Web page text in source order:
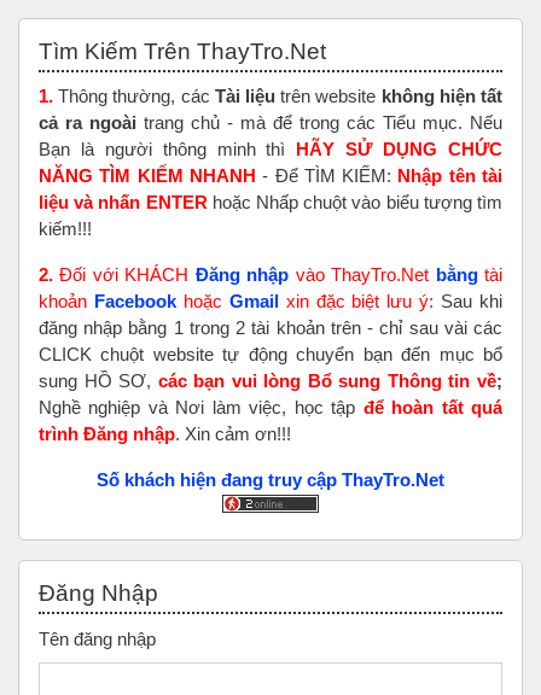
Tìm Kiếm Trên ThayTro.Net
1. Thông thường, các Tài liệu trên website không hiện tất
cả ra ngoài trang chủ - mà để trong các Tiểu mục. Nếu
Bạn là người thông minh thì HÃY SỬ DỤNG CHỨC
NĂNG TÌM KIẾM NHANH - Để TÌM KIẾM: Nhập tên tài
liệu và nhấn ENTER hoặc Nhấp chuột vào biểu tượng tìm
kiếm!!!
2. Đối với KHÁCH Đăng nhập vào ThayTro.Net bằngtài
khoản Facebook hoặc Gmailxin đặc biệt lưu ý: Sau khi
đăng nhập bằng 1 trong 2 tài khoản trên - chỉ sau vài các
CLICK chuột website tự động chuyển bạn đến mục bổ
sung HỒ SƠ, các bạn vui lòng Bổ sung Thông tin về;
Nghề nghiệp và Nơi làm việc, học tập để hoàn tấtquá
trình Đăng nhập. Xin cảm ơn!!!
Số khách hiện đang truy cập ThayTro.Net
Đăng Nhập
Tên đăng nhập